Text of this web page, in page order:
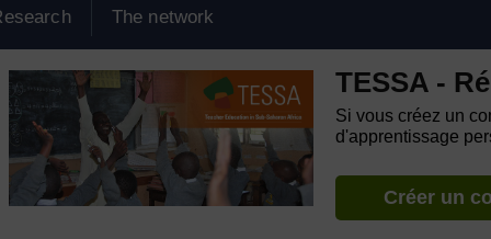
The network
TESSA -
Si vous créez un
d'apprentissage
Créer un